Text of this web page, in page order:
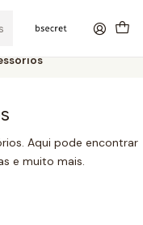
Aqui pode encontrar
e muito mais.